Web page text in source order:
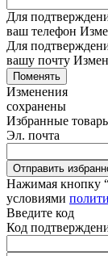
Для
ваш телефон
Для
вашу почту
Поменять
Изменения
сохранены
Избранные
Эл. почта
Отправить
Нажимая кнопку
условиями
Введите код
Код